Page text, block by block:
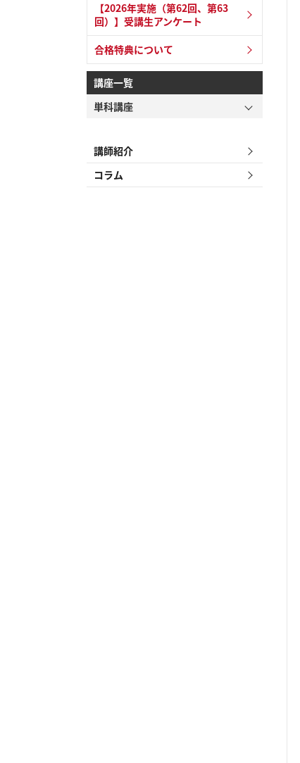
【2026年実施（第62回、第63
回）】受講生アンケート
合格特典について
講座一覧
単科講座
講師紹介
コラム